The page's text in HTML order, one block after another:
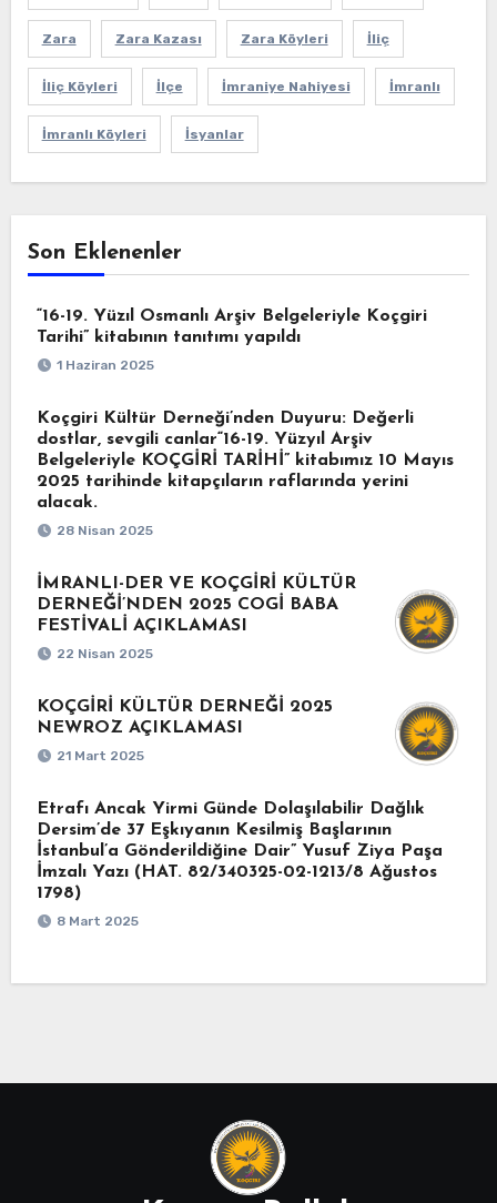
Zara Zara Kazası Zara Köyleri İliç
İliç Köyleri İlçe İmraniye Nahiyesi İmranlı
İmranlı Köyleri İsyanlar
Son Eklenenler
“16-19. Yüzıl Osmanlı Arşiv Belgeleriyle Koçgiri
Tarihi” kitabının tanıtımı yapıldı
1 Haziran 2025
Koçgiri Kültür Derneği’nden Duyuru: Değerli
dostlar, sevgili canlar“16-19. Yüzyıl Arşiv
Belgeleriyle KOÇGİRİ TARİHİ” kitabımız 10 Mayıs
2025 tarihinde kitapçıların raflarında yerini
alacak.
28 Nisan 2025
İMRANLI-DER VE KOÇGİRİ KÜLTÜR
DERNEĞİ’NDEN 2025 COGİ BABA
FESTİVALİ AÇIKLAMASI
22 Nisan 2025
KOÇGİRİ KÜLTÜR DERNEĞİ 2025
NEWROZ AÇIKLAMASI
21 Mart 2025
Etrafı Ancak Yirmi Günde Dolaşılabilir Dağlık
Dersim’de 37 Eşkıyanın Kesilmiş Başlarının
İstanbul’a Gönderildiğine Dair” Yusuf Ziya Paşa
İmzalı Yazı (HAT. 82/340325-02-1213/8 Ağustos
1798)
8 Mart 2025